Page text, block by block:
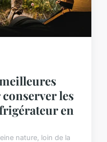
les
en
nature, loin de la